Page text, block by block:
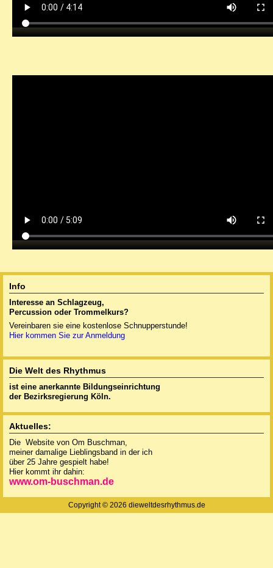
Info
Interesse an Schlagzeug,
Percussion oder Trommelkurs?
Vereinbaren sie eine kostenlose Schnupperstunde!
Hier kommen Sie zur Anmeldung
Die Welt des Rhythmus
ist eine anerkannte Bildungseinrichtung
der Bezirksregierung Köln.
Aktuelles:
Die Website von Om Buschman,
meiner damalige Lieblingsband in der ich
über 25 Jahre gespielt habe!
Hier kommt ihr dahin:
www.om-buschman.de
Copyright © 2026 dieweltdesrhythmus.de